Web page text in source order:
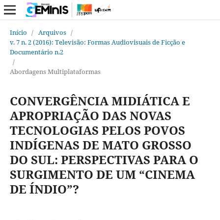
Início / Arquivos /
v. 7 n. 2 (2016): Televisão: Formas Audiovisuais de Ficção e
Documentário n.2
/
Abordagens Multiplataformas
CONVERGÊNCIA MIDIÁTICA E
APROPRIAÇÃO DAS NOVAS
TECNOLOGIAS PELOS POVOS
INDÍGENAS DE MATO GROSSO
DO SUL: PERSPECTIVAS PARA O
SURGIMENTO DE UM “CINEMA
DE ÍNDIO”?